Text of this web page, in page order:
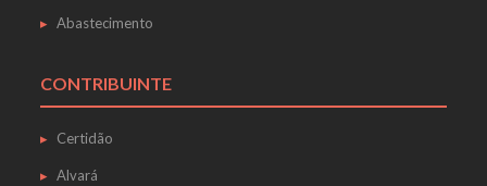
Abastecimento
CONTRIBUINTE
Certidão
Alvará